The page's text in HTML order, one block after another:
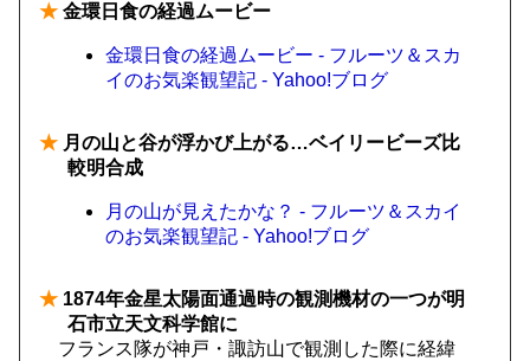
★ 金環日食の経過ムービー
金環日食の経過ムービー - フルーツ＆スカ
イのお気楽観望記 - Yahoo!ブログ
★ 月の山と谷が浮かび上がる…ベイリービーズ比
較明合成
月の山が見えたかな？ - フルーツ＆スカイ
のお気楽観望記 - Yahoo!ブログ
★ 1874年金星太陽面通過時の観測機材の一つが明
石市立天文科学館に
フランス隊が神戸・諏訪山で観測した際に経緯